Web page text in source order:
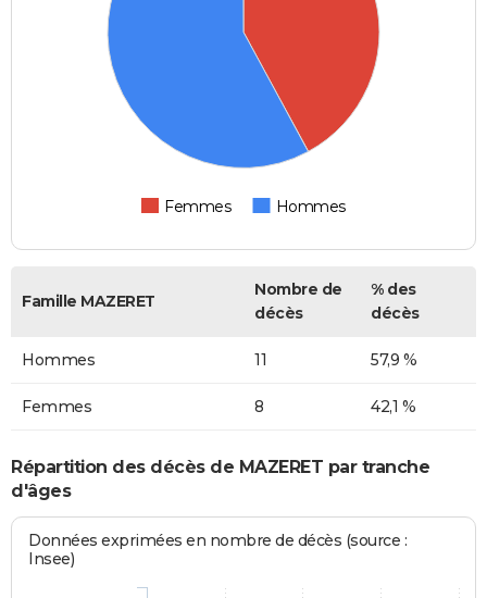
Femmes Hommes
Famille MAZERET
Nombre de
décès
% des
décès
Hommes 11 57,9 %
Femmes 8 42,1 %
Répartition des décès de MAZERET par tranche
d'âges
Données exprimées en nombre de décès (source :
Insee)